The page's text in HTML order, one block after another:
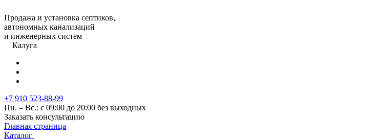
Продажа и установка септиков,
автономных канализаций
и инженерных систем
Калуга
+7 910 523-88-99
Пн. – Вс.: с 09:00 до 20:00 без выходных
Заказать консультацию
Главная страница
Каталог